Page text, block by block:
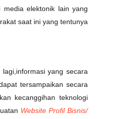
media elektonik lain yang
saat ini yang tentunya
yang secara
tersampaikan secara
kecanggihan teknologi
Website Profil Bisnis/